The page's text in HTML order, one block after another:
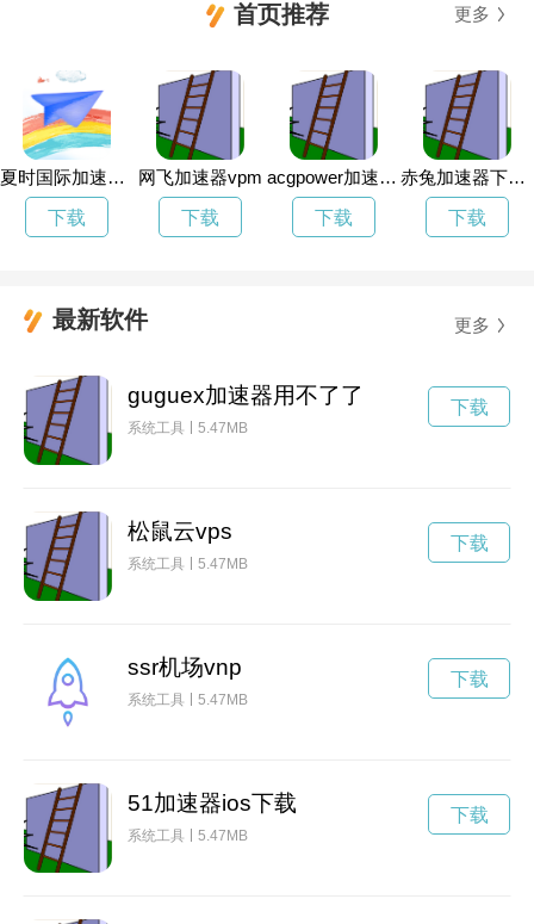
首页推荐 更多
夏时国际加速器跑路了
下载
网飞加速器vpm
下载
acgpower加速器vps
下载
赤兔加速器下载地址
下载
最新软件 更多
guguex加速器用不了了
系统工具 5.47MB
下载
松鼠云vps
系统工具 5.47MB
下载
ssr机场vnp
系统工具 5.47MB
下载
51加速器ios下载
系统工具 5.47MB
下载